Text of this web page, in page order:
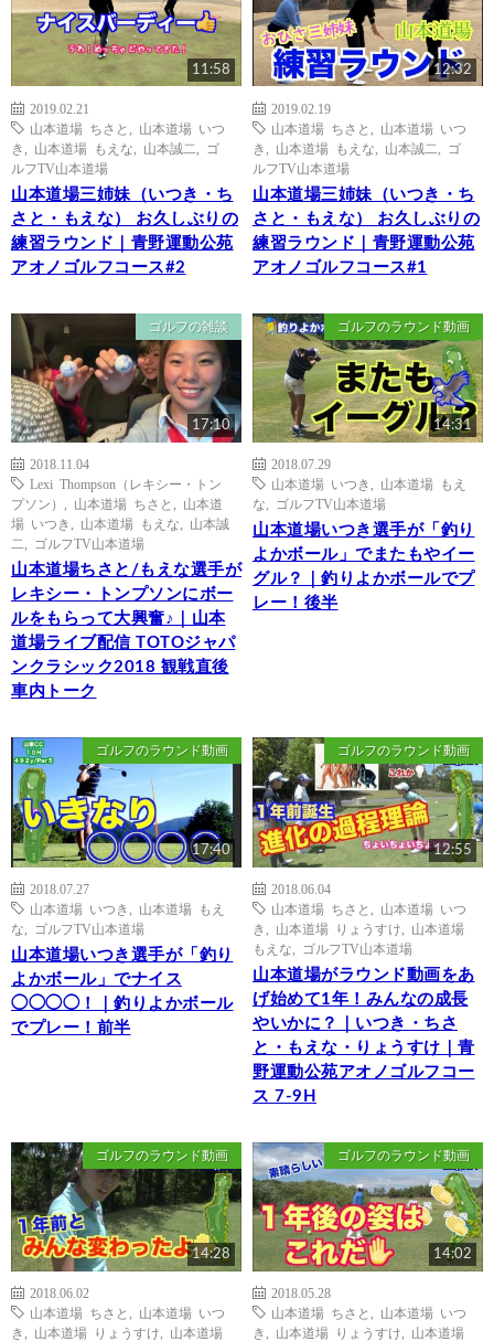
11:58
2019.02.21
山本道場 ちさと
山本道場 いつ
き
山本道場 もえな 山本誠二
ゴ
ルフTV山本道場
山本道場三姉妹（いつき・ち
さと・もえな） お久しぶりの
練習ラウンド｜青野運動公苑
アオノゴルフコース#2
12:32
2019.02.19
山本道場 ちさと
山本道場 いつ
き
山本道場 もえな 山本誠二
ゴ
ルフTV山本道場
山本道場三姉妹（いつき・ち
さと・もえな） お久しぶりの
練習ラウンド｜青野運動公苑
アオノゴルフコース#1
ゴルフの雑談
17:10
2018.11.04
Lexi Thompson（レキシー・トン
プソン）
山本道場 ちさと
山本道
場 いつき
山本道場 もえな
山本誠
二
ゴルフTV山本道場
山本道場ちさと/もえな選手が
レキシー・トンプソンにボー
ルをもらって大興奮♪｜山本
道場ライブ配信 TOTOジャパ
ンクラシック2018 観戦直後
車内トーク
ゴルフのラウンド動画
14:31
2018.07.29
山本道場 いつき
山本道場 もえ
な
ゴルフTV山本道場
山本道場いつき選手が「釣り
よかボール」でまたもやイー
グル？｜釣りよかボールでプ
レー！後半
ゴルフのラウンド動画
17:40
2018.07.27
山本道場 いつき
山本道場 もえ
な
ゴルフTV山本道場
山本道場いつき選手が「釣り
よかボール」でナイス
◯◯◯◯！｜釣りよかボール
でプレー！前半
ゴルフのラウンド動画
12:55
2018.06.04
山本道場 ちさと
山本道場 いつ
き
山本道場 りょうすけ
山本道場
もえな
ゴルフTV山本道場
山本道場がラウンド動画をあ
げ始めて1年！みんなの成長
やいかに？｜いつき・ちさ
と・もえな・りょうすけ｜青
野運動公苑アオノゴルフコー
ス 7-9H
ゴルフのラウンド動画
14:28
2018.06.02
山本道場 ちさと
山本道場 いつ
き
山本道場 りょうすけ
山本道場
ゴルフのラウンド動画
14:02
2018.05.28
山本道場 ちさと
山本道場 いつ
き
山本道場 りょうすけ
山本道場